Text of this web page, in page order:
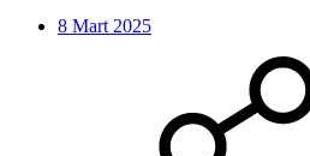
8 Mart 2025